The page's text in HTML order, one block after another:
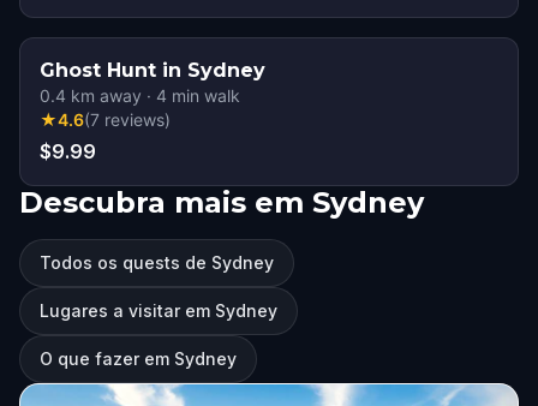
Ghost Hunt in Sydney
0.4 km away · 4 min walk
★4.6(7 reviews)
$9.99
Descubra mais em Sydney
Todos os quests de Sydney
Lugares a visitar em Sydney
O que fazer em Sydney